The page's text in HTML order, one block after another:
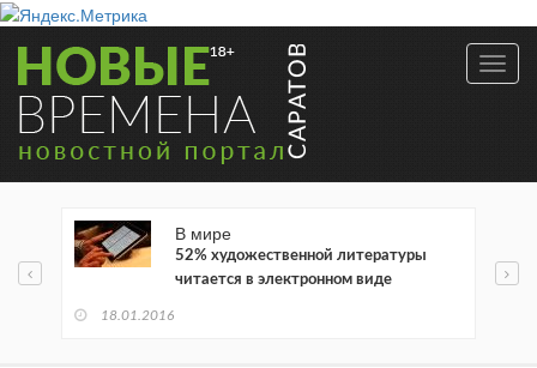
В мире
52% художественной литературы
читается в электронном виде
18.01.2016